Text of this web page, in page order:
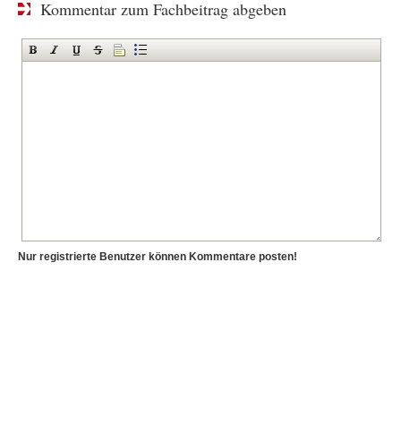
Kommentar zum Fachbeitrag abgeben
Nur registrierte Benutzer können Kommentare posten!